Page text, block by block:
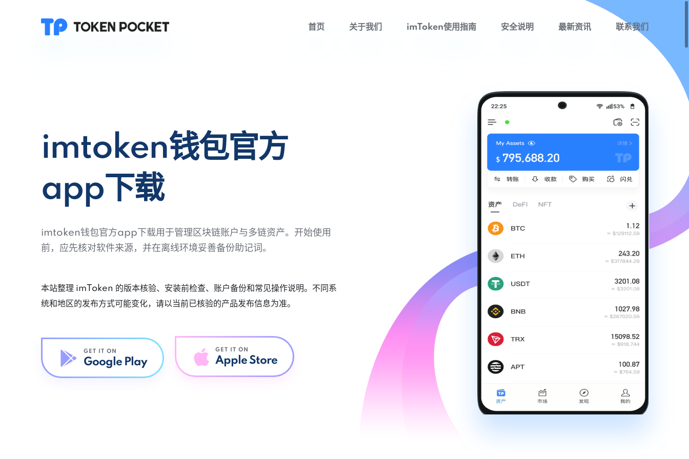
首页 关于我们 imToken使用指南 安全说明 最新资讯 联系我们
imtoken钱包官方
app下载
imtoken钱包官方app下载用于管理区块链账户与多链资产。开始使用
前，应先核对软件来源，并在离线环境妥善备份助记词。
本站整理 imToken 的版本核验、安装前检查、账户备份和常见操作说明。不同系
统和地区的发布方式可能变化，请以当前已核验的产品发布信息为准。
GET IT ON
Google Play
GET IT ON
Apple Store